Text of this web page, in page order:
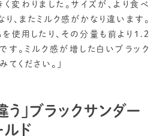
変わりました。サイズが、より食べ
、またミルク感がかなり違います。
を使用したり、その分量も前より1.2
す。ミルク感が増した白いブラック
ください。」
う」ブラックサンダー
ルド